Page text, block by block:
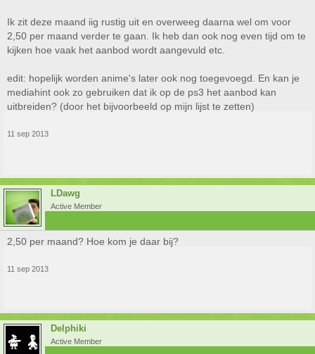
Ik zit deze maand iig rustig uit en overweeg daarna wel om voor
2,50 per maand verder te gaan. Ik heb dan ook nog even tijd om te
kijken hoe vaak het aanbod wordt aangevuld etc.
edit: hopelijk worden anime's later ook nog toegevoegd. En kan je
mediahint ook zo gebruiken dat ik op de ps3 het aanbod kan
uitbreiden? (door het bijvoorbeeld op mijn lijst te zetten)
11 sep 2013
LDawg
Active Member
2,50 per maand? Hoe kom je daar bij?
11 sep 2013
Delphiki
Active Member